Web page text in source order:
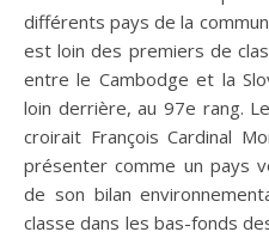
différents pays de la
est loin des premiers de
entre le Cambodge et la
loin derrière, au 97e rang.
croirait François Cardinal
présenter comme un pays
de son bilan
classe dans les bas-fonds